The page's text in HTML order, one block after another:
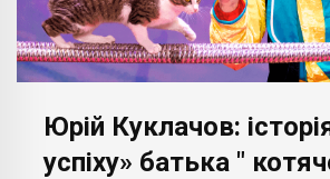
Юрій Куклачов:
успіху» батька "